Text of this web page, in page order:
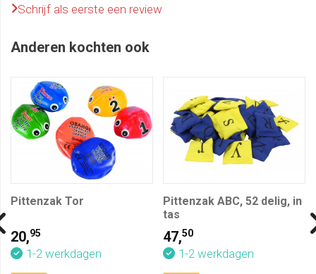
Schrijf als eerste een review
Anderen kochten ook
Pittenzak Tor
20,95
1-2 werkdagen
Pittenzak ABC, 52 delig, in
tas
47,50
1-2 werkdagen